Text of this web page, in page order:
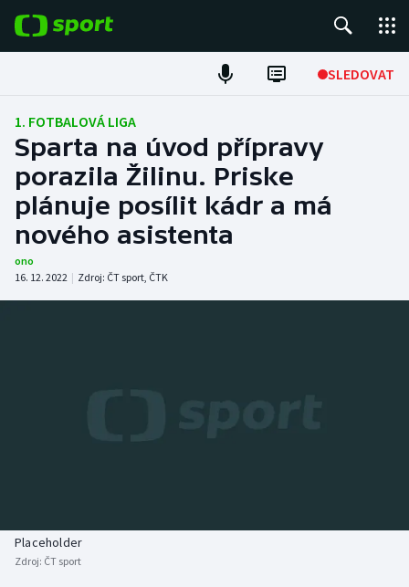
SLEDOVAT
Fotbal
Hokej
Tenis
Atletika
Boby a skeleton
AZ kvíz
1. FOTBALOVÁ LIGA
Sparta na úvod přípravy
porazila Žilinu. Priske
plánuje posílit kádr a má
nového asistenta
ono
16. 12. 2022 | Zdroj: ČT sport, ČTK
Placeholder
Zdroj: ČT sport